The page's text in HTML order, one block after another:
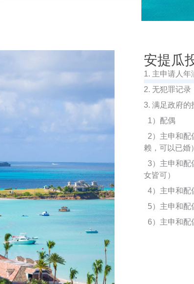
安提瓜
1. 主申请人年
2. 无犯罪记录
3. 满足政府
1）配偶
2）主申和配
赖，可以已婚
3）主申和配
女皆可）
4）主申和配
5）主申和配
6）主申和配